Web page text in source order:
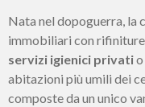
Nata nel dopoguerra, la
immobiliari con
servizi igienici privati
abitazioni più umili dei
composte da un unico